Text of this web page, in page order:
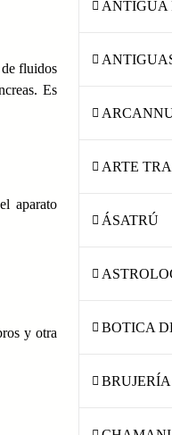
fluidos
Es
aparato
y otra
ANTIGUA
ARTE
ÁSATRÚ
BOTICA
BRUJERÍA